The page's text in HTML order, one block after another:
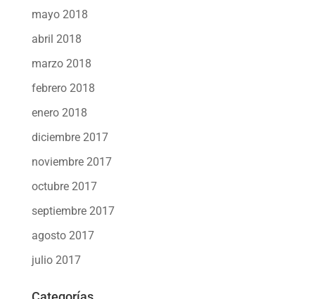
mayo 2018
abril 2018
marzo 2018
febrero 2018
enero 2018
diciembre 2017
noviembre 2017
octubre 2017
septiembre 2017
agosto 2017
julio 2017